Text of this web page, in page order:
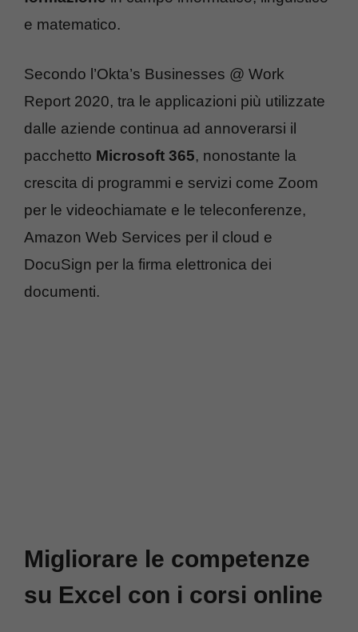
e matematico.
Secondo l’Okta’s Businesses @ Work
Report 2020, tra le applicazioni più utilizzate
dalle aziende continua ad annoverarsi il
pacchetto Microsoft 365, nonostante la
crescita di programmi e servizi come Zoom
per le videochiamate e le teleconferenze,
Amazon Web Services per il cloud e
DocuSign per la firma elettronica dei
documenti.
Migliorare le competenze
su Excel con i corsi online